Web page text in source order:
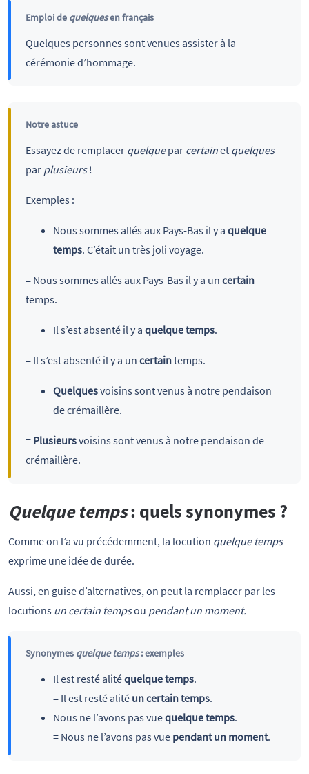
Emploi de quelquesen français
Quelques personnes sont venues assister à la
cérémonie d’hommage.
Notre astuce
Essayez de remplacer quelquepar certainet quelques
par plusieurs!
Exemples :
Nous sommes allés aux Pays-Bas il y a quelque
temps. C’était un très joli voyage.
= Nous sommes allés aux Pays-Bas il y a un certain
temps.
Il s’est absenté il y a quelque temps.
= Il s’est absenté il y a un certaintemps.
Quelquesvoisins sont venus à notre pendaison
de crémaillère.
= Plusieursvoisins sont venus à notre pendaison de
crémaillère.
Quelque temps: quels synonymes ?
Comme on l’a vu précédemment, la locution quelque temps
exprime une idée de durée.
Aussi, en guise d’alternatives, on peut la remplacer par les
locutions un certain tempsou pendant un moment.
Synonymes quelque temps: exemples
Il est resté alitéquelque temps.
= Il est resté alité un certain temps.
Nous ne l’avons pas vuequelque temps.
= Nous ne l’avons pas vue pendant un moment.